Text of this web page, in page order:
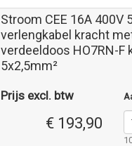
Stroom CEE 16A 400V
verlengkabel kracht
verdeeldoos HO7RN-F
5x2,5mm²
Prijs excl. btw
€ 193,90